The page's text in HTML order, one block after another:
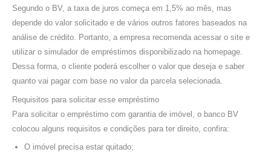
Segundo o BV, a taxa de juros começa em 1,5% ao mês, mas
depende do valor solicitado e de vários outros fatores baseados na
análise de crédito. Portanto, a empresa recomenda acessar o site e
utilizar o simulador de empréstimos disponibilizado na homepage.
Dessa forma, o cliente poderá escolher o valor que deseja e saber
quanto vai pagar com base no valor da parcela selecionada.
Requisitos para solicitar esse empréstimo
Para solicitar o empréstimo com garantia de imóvel, o banco BV
colocou alguns requisitos e condições para ter direito, confira:
O imóvel precisa estar quitado;